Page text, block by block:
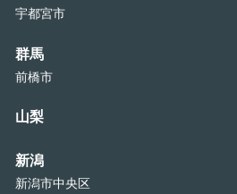
宇都宮市
群馬
前橋市
山梨
新潟
新潟市中央区